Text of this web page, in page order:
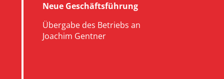
Neue Geschäftsführung
Übergabe des Betriebs an
Joachim Gentner